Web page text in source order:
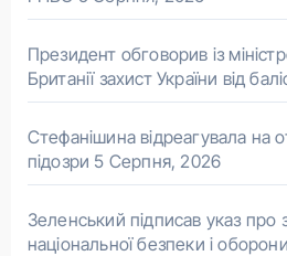
Президент обговорив із
Британії захист України від
Стефанішина відреагувала на
підозри 5 Серпня, 2026
Зеленський підписав указ про
національної безпеки і